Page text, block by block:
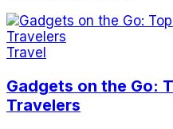
Travel
Gadgets on the Go:
Travelers